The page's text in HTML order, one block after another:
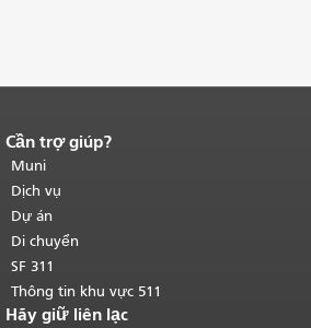
Kết thúc nội dung trang.
của trang này được lặp lại trên mọi
trang.Quay lại đầu trang nội dung
chính.
Cần trợ giúp?
Muni
Dịch vụ
Dự án
Di chuyển
SF 311
Thông tin khu vực 511
Hãy giữ liên lạc